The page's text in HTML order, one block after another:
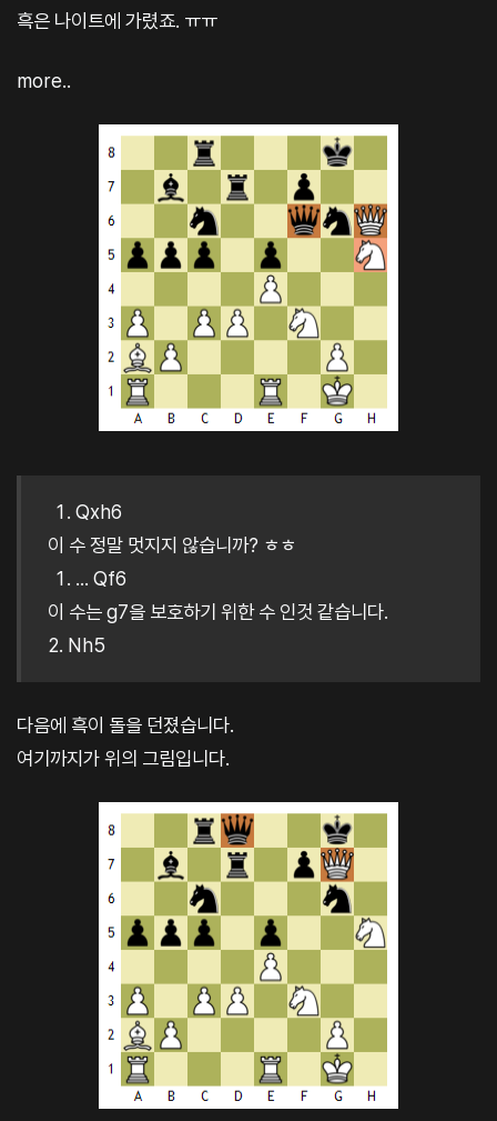
흑은 나이트에 가렸죠. ㅠㅠ
more..
Qxh6
이 수 정말 멋지지 않습니까? ㅎㅎ
... Qf6
이 수는 g7을 보호하기 위한 수 인것 같습니다.
2. Nh5
다음에 흑이 돌을 던졌습니다.
여기까지가 위의 그림입니다.